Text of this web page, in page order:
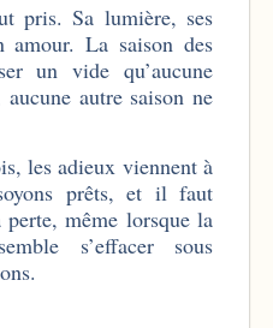
pris. Sa lumière, ses
amour. La saison des
un vide qu’aucune
autre saison ne
les adieux viennent à
prêts, et il faut
perte, même lorsque la
s’effacer sous